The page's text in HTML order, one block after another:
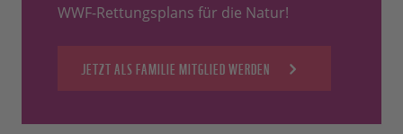
WWF-Rettungsplans für die Natur!
JETZT ALS FAMILIE MITGLIED WERDEN